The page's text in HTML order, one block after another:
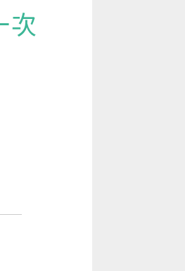
·俚語·用法
次